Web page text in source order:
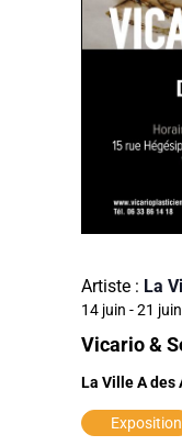
14 juin -21 juin
Vicario &
La Ville A des
Exposition
Artiste : La